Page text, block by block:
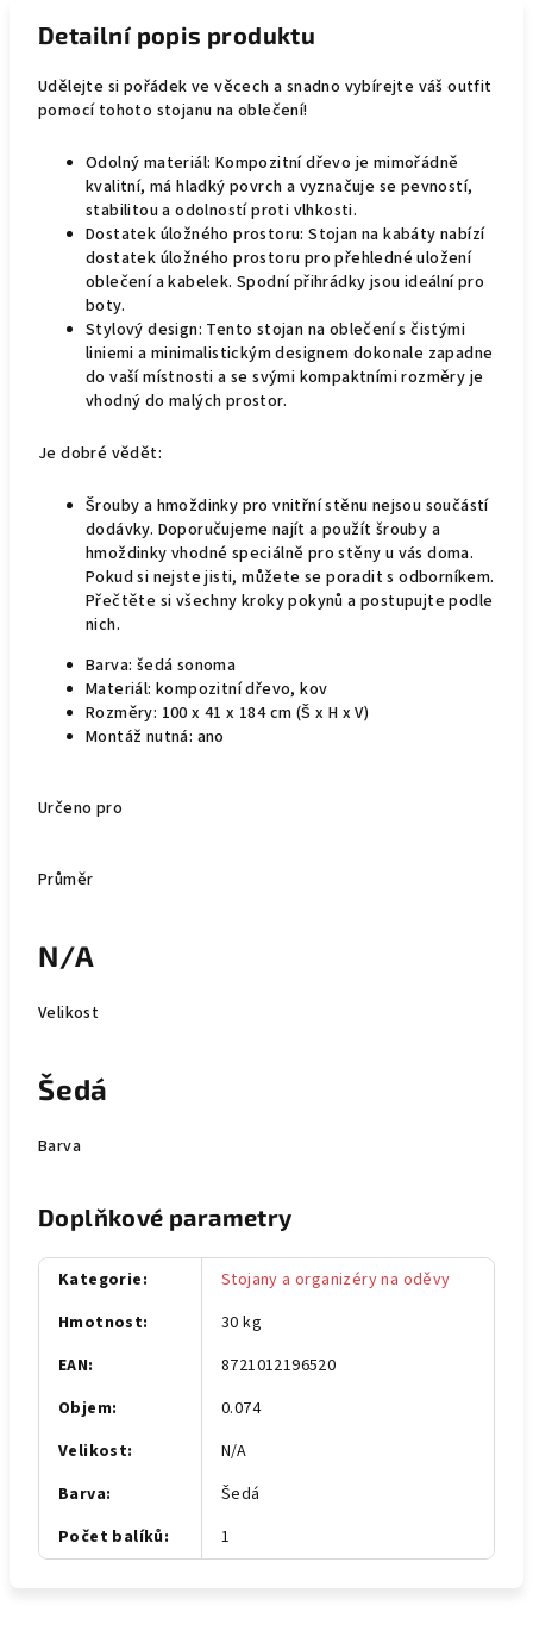
Detailní popis produktu
Udělejte si pořádek ve věcech a snadno vybírejte váš outfit
pomocí tohoto stojanu na oblečení!
Odolný materiál: Kompozitní dřevo je mimořádně
kvalitní, má hladký povrch a vyznačuje se pevností,
stabilitou a odolností proti vlhkosti.
Dostatek úložného prostoru: Stojan na kabáty nabízí
dostatek úložného prostoru pro přehledné uložení
oblečení a kabelek. Spodní přihrádky jsou ideální pro
boty.
Stylový design: Tento stojan na oblečení s čistými
liniemi a minimalistickým designem dokonale zapadne
do vaší místnosti a se svými kompaktními rozměry je
vhodný do malých prostor.
Je dobré vědět:
Šrouby a hmoždinky pro vnitřní stěnu nejsou součástí
dodávky. Doporučujeme najít a použít šrouby a
hmoždinky vhodné speciálně pro stěny u vás doma.
Pokud si nejste jisti, můžete se poradit s odborníkem.
Přečtěte si všechny kroky pokynů a postupujte podle
nich.
Barva: šedá sonoma
Materiál: kompozitní dřevo, kov
Rozměry: 100 x 41 x 184 cm (Š x H x V)
Montáž nutná: ano
Určeno pro
Průměr
N/A
Velikost
Šedá
Barva
Doplňkové parametry
Kategorie:
Stojany a organizéry na oděvy
Hmotnost:
30 kg
EAN:
8721012196520
Objem:
0.074
Velikost:
N/A
Barva:
Šedá
Počet balíků: 1